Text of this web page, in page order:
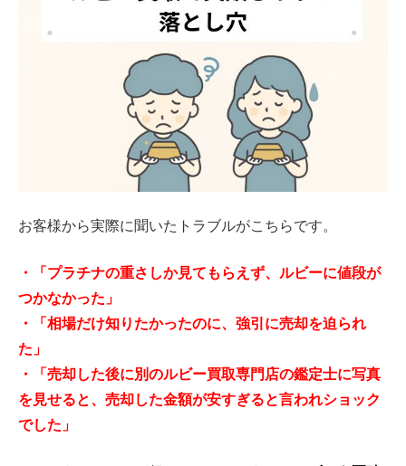
お客様から実際に聞いたトラブルがこちらです。
・「プラチナの重さしか見てもらえず、ルビーに値段が
つかなかった」
・「相場だけ知りたかったのに、強引に売却を迫られ
た」
・「売却した後に別のルビー買取専門店の鑑定士に写真
を見せると、売却した金額が安すぎると言われショック
でした」